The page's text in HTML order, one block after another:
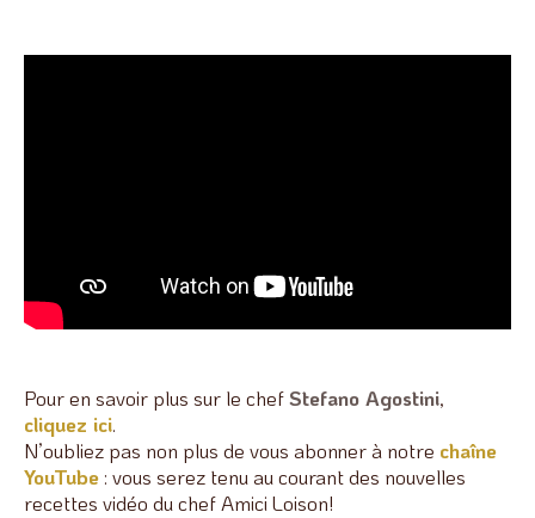
Pour en savoir plus sur le chefStefano Agostini,
cliquez ici.
N’oubliez pas non plus de vous abonner à notre chaîne
YouTube : vous serez tenu au courant des nouvelles
recettes vidéo du chef Amici Loison!